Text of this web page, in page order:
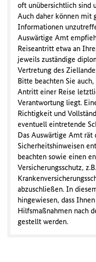
oft unübersichtlich sind
Auch daher können mit
Informationen
Auswärtige Amt
Reiseantritt etwa an
jeweils zuständige
Vertretung des
Bitte beachten Sie
Antritt einer Reise
Verantwortung liegt.
Richtigkeit und
eventuell eintretende
Das Auswärtige Amt rät
Sicherheitshinweisen
beachten sowie einen
Versicherungsschutz,
abzuschließen. In
hingewiesen, dass
Hilfsmaßnahmen nach
gestellt werden.